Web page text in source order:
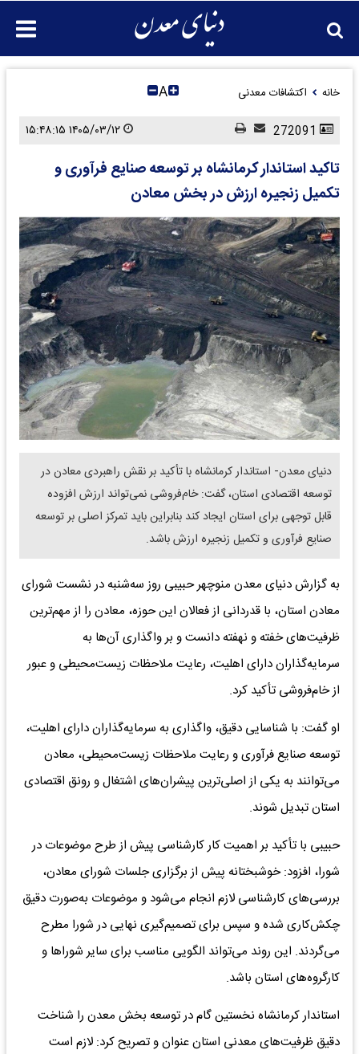
خانه اکتشافات معدنی A
تاکید استاندار کرمانشاه بر توسعه صنایع فرآوری و
تکمیل زنجیره ارزش در بخش معادن
دنیای معدن- استاندار کرمانشاه با تأکید بر نقش راهبردی معادن در
توسعه اقتصادی استان، گفت: خام‌فروشی نمی‌تواند ارزش افزوده
قابل توجهی برای استان ایجاد کند بنابراین باید تمرکز اصلی بر توسعه
صنایع فرآوری و تکمیل زنجیره ارزش باشد.
به گزارش دنیای معدن منوچهر حبیبی روز سه‌شنبه در نشست شورای
معادن استان، با قدردانی از فعالان این حوزه، معادن را از مهم‌ترین
ظرفیت‌های خفته و نهفته دانست و بر واگذاری آن‌ها به
سرمایه‌گذاران دارای اهلیت، رعایت ملاحظات زیست‌محیطی و عبور
از خام‌فروشی تأکید کرد.
او گفت: با شناسایی دقیق، واگذاری به سرمایه‌گذاران دارای اهلیت،
توسعه صنایع فرآوری و رعایت ملاحظات زیست‌محیطی، معادن
می‌توانند به یکی از اصلی‌ترین پیشران‌های اشتغال و رونق اقتصادی
استان تبدیل شوند.
حبیبی با تأکید بر اهمیت کار کارشناسی پیش از طرح موضوعات در
شورا، افزود: خوشبختانه پیش از برگزاری جلسات شورای معادن،
بررسی‌های کارشناسی لازم انجام می‌شود و موضوعات به‌صورت دقیق
چکش‌کاری شده و سپس برای تصمیم‌گیری نهایی در شورا مطرح
می‌گردند. این روند می‌تواند الگویی مناسب برای سایر شوراها و
کارگروه‌های استان باشد.
استاندار کرمانشاه نخستین گام در توسعه بخش معدن را شناخت
دقیق ظرفیت‌های معدنی استان عنوان و تصریح کرد: لازم است